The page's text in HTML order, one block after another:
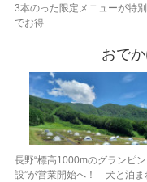
3本のった限定メニューが特
でお得
おで
長野“標高1000mのグランピ
設”が営業開始へ！ 犬と泊ま